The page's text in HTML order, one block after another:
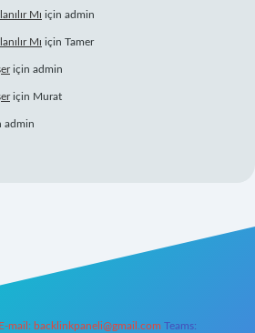
Mı için admin
Mı için Tamer
için admin
için Murat
admin
E-mail: backlinkpaneli@gmail.com Teams: